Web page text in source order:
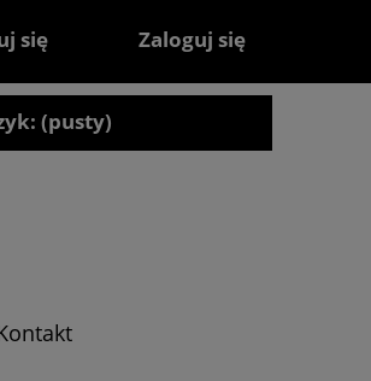
się Zaloguj się
(pusty)